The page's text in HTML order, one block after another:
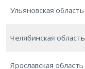
Ульяновская область
Челябинская область
Ярославская область